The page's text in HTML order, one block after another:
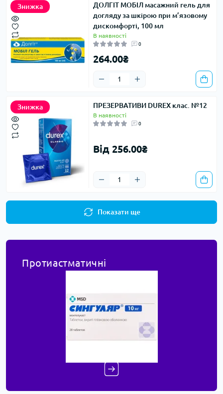
Знижка
ДОЛГІТ МОБІЛ масажний гель для
догляду за шкірою при м’язовому
дискомфорті, 100 мл
В наявності
0
264.00₴
Знижка ПРЕЗЕРВАТИВИ DUREX клас. №12
В наявності
0
Від 256.00₴
Показати ще
Протиастматичні